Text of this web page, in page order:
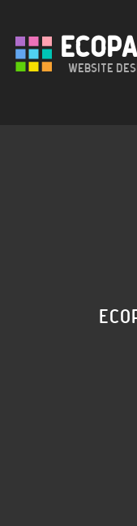
Website